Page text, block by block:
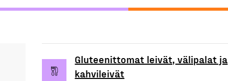
Gluteenittomat leivät, välipalat ja
kahvileivät